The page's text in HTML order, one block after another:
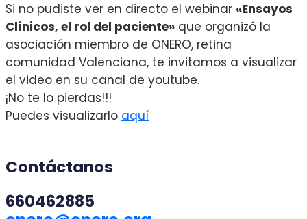
Si no pudiste ver en directo el webinar «Ensayos
Clínicos, el rol del paciente» que organizó la
asociación miembro de ONERO, retina
comunidad Valenciana, te invitamos a visualizar
el video en su canal de youtube.
¡No te lo pierdas!!!
Puedes visualizarlo aquí
Contáctanos
660462885